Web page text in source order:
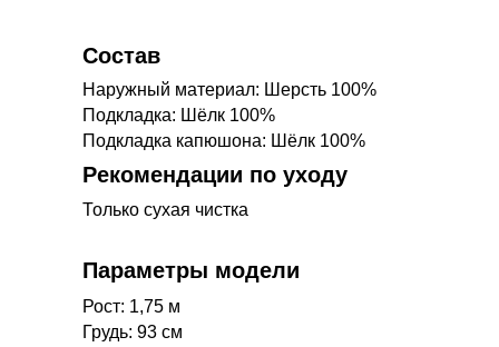
Состав
Наружный материал: Шерсть 100%
Подкладка: Шёлк 100%
Подкладка капюшона: Шёлк 100%
Рост: 1,75 м
Грудь: 93 см
Параметры модели
Только сухая чистка
Рекомендации по уходу